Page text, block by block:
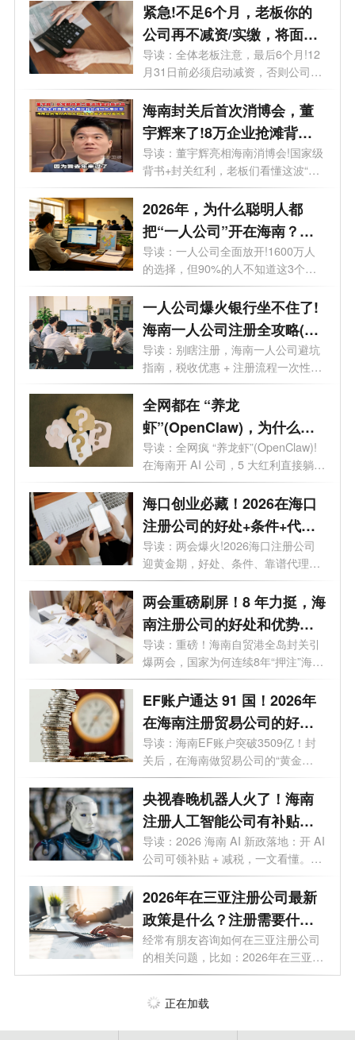
紧急!不足6个月，老板你的
公司再不减资/实缴，将面临
标注+罚款!
导读：全体老板注意，最后6个月!12
月31日前必须启动减资，否则公司将
被特别...
海南封关后首次消博会，董
宇辉来了!8万企业抢滩背后
的超级红利，你还在等什
么？
导读：董宇辉亮相海南消博会!国家级
背书+封关红利，老板们看懂这波“财
富...
2026年，为什么聪明人都
把“一人公司”开在海南？答
案扎心了
导读：一人公司全面放开!1600万人
的选择，但90%的人不知道这3个致
命坑。想开...
一人公司爆火银行坐不住了!
海南一人公司注册全攻略(含
优势+流程)
导读：别瞎注册，海南一人公司避坑
指南，税收优惠 + 注册流程一次性说
透。...
全网都在 “养龙
虾”(OpenClaw)，为什么聪
明人都去海南注册 AI 公司？
导读：全网疯 “养龙虾”(OpenClaw)!
在海南开 AI 公司，5 大红利直接躺
赢。最近...
海口创业必藏！2026在海口
注册公司的好处+条件+代
理，全在这
导读：两会爆火!2026海口注册公司
迎黄金期，好处、条件、靠谱代理全
攻略，...
两会重磅刷屏！8 年力挺，海
南注册公司的好处和优势全
解析
导读：重磅！海南自贸港全岛封关引
爆两会，国家为何连续8年“押注”海
南...
EF账户通达 91 国！2026年
在海南注册贸易公司的好
处，你需要知道
导读：海南EF账户突破3509亿！封
关后，在海南做贸易公司的“黄金
值”终于藏...
央视春晚机器人火了！海南
注册人工智能公司有补贴
吗？官方明确了
导读：2026 海南 AI 新政落地：开 AI
公司可领补贴 + 减税，一文看懂。当
春晚...
2026年在三亚注册公司最新
政策是什么？注册需要什么
材料和手续？
经常有朋友咨询如何在三亚注册公司
的相关问题，比如：2026年在三亚注
册公...
正在加载